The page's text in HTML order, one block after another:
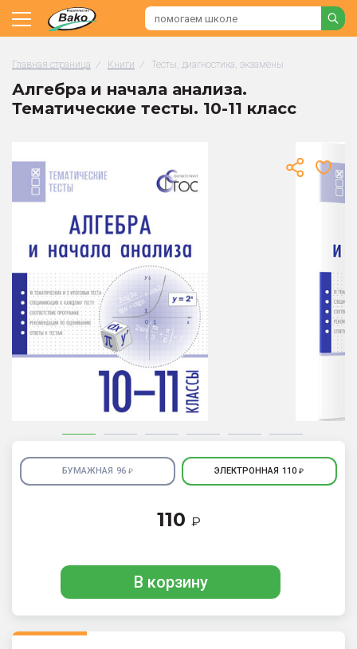
Главная страница / Книги / Тесты, диагностика, экзамены
Алгебра и начала анализа.
Тематические тесты. 10-11 класс
БУМАЖНАЯ 96 ₽ ЭЛЕКТРОННАЯ 110₽
110 ₽
В корзину